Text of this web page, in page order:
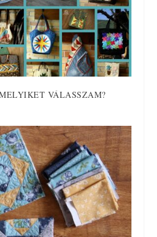
VÁLASSZAM?